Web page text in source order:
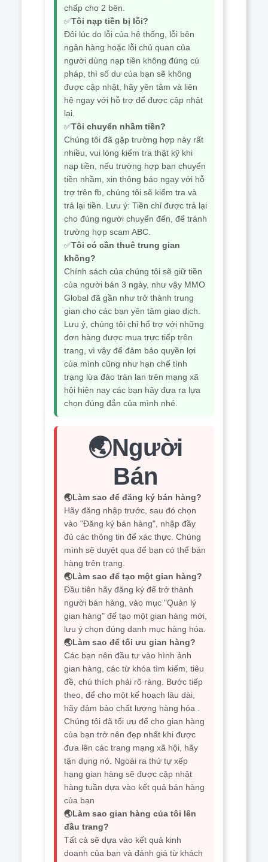
chấp cho 2 bên.
✅Tôi nạp tiền bị lỗi?
Đôi lúc do lỗi của hệ thống, lỗi bên
ngân hàng hoặc lỗi chủ quan của
người dùng nạp tiền không đúng cú
pháp, thì số dư của bạn sẽ không
được cập nhật, hãy yên tâm và liên
hệ ngay với hỗ trợ để được cập nhật
lại.
✅Tôi chuyển nhầm tiền?
Chúng tôi đã gặp trường hợp này rất
nhiều, vui lòng kiểm tra thật kỹ khi
nạp tiền, nếu trường hợp bạn chuyển
tiền nhầm, xin thông báo ngay với hỗ
trợ trên fb, chúng tôi sẽ kiểm tra và
trả lại tiền. Lưu ý: Tiền chỉ được trả lại
cho đúng người chuyển đến, để tránh
trường hợp scam ABC.
✅Tôi có cần thuê trung gian
không?
Chính sách của chúng tôi sẽ giữ tiền
của người bán 3 ngày, như vậy MMO
Global đã gần như trở thành trung
gian cho các bạn yên tâm giao dịch.
Lưu ý, chúng tôi chỉ hổ trợ với những
đơn hàng được mua trực tiếp trên
trang, vì vậy để đảm bảo quyền lợi
của mình cũng như hạn chế tình
trạng lừa đảo tràn lan trên mạng xã
hội hiện nay các bạn hãy đưa ra lựa
chọn đúng đắn của mình nhé.
🌏Người
Bán
🌏Làm sao để đăng ký bán hàng?
Hãy đăng nhập trước, sau đó chọn
vào "Đăng ký bán hàng", nhập đầy
đủ các thông tin để xác thực. Chúng
mình sẽ duyệt qua để bạn có thể bán
hàng trên trang.
🌏Làm sao để tạo một gian hàng?
Đầu tiên hãy đăng ký để trở thành
người bán hàng, vào mục "Quản lý
gian hàng" để tạo một gian hàng mới,
lưu ý chọn đúng danh mục hàng hóa.
🌏Làm sao để tối ưu gian hàng?
Các bạn nên đầu tư vào hình ảnh
gian hàng, các từ khóa tìm kiếm, tiêu
đề, chú thích phải rõ ràng. Bước tiếp
theo, để cho một kế hoạch lâu dài,
hãy đảm bảo chất lượng hàng hóa .
Chúng tôi đã tối ưu để cho gian hàng
của bạn trở nên đẹp nhất khi được
đưa lên các trang mạng xã hội, hãy
tận dụng nó. Ngoài ra thứ tự xếp
hạng gian hàng sẽ được cập nhật
hàng tuần dựa vào kết quả bán hàng
của bạn
🌏Làm sao gian hàng của tôi lên
đầu trang?
Tất cả sẽ dựa vào kết quả kinh
doanh của bạn và đánh giá từ khách